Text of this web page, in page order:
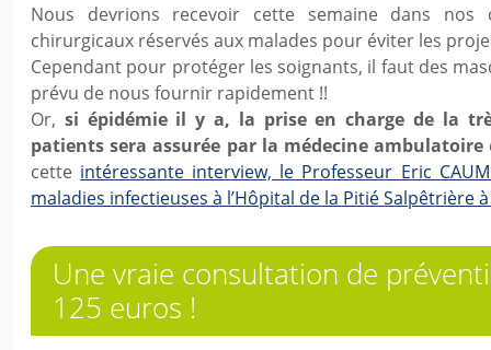
Nous devrions recevoir cette semaine dans nos
chirurgicaux réservés aux malades pour éviter les
Cependant pour protéger les soignants, il faut des
prévu de nous fournir rapidement !!
Or, si épidémie il y a, la prise en charge de la
patients sera assurée par la médecine ambulatoire
cette intéressante interview, le Professeur Eric
maladies infectieuses à l’Hôpital de la Pitié Salpêtrière
Une vraie consultation de
125 euros !